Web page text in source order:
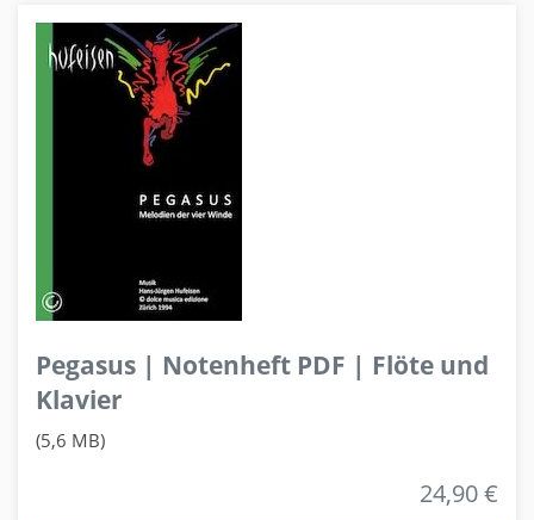
Pegasus | Notenheft PDF | Flöte und
Klavier
(5,6 MB)
24,90 €